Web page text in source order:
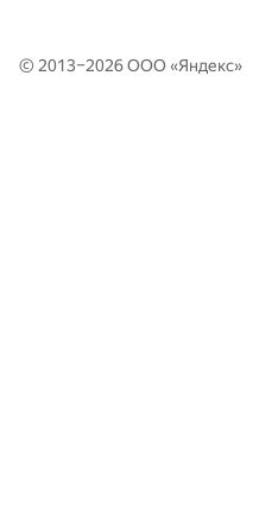
© 2013–2026 ООО «Яндекс»